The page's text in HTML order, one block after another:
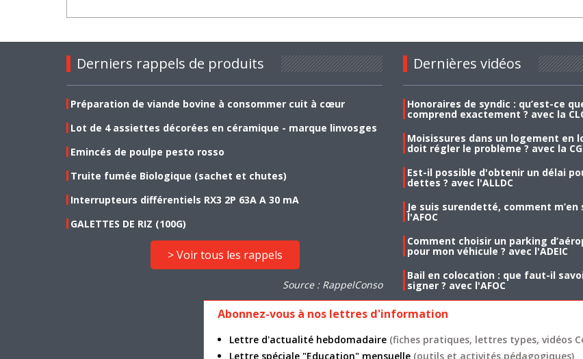
Derniers rappels de produits
Préparation de viande bovine à consommer cuit à cœur
Lot de 4 assiettes décorées en céramique - marque linvosges
Emincés de poulpe pesto rosso
Truite fumée Biologique (sachet et chutes)
Interrupteurs différentiels RX3 2P 63A A 30 mA
GALETTES DE RIZ (100G)
> Voir tous les rappels
Source : RappelConso
Dernières vidéos
Honoraires de syndic : qu’est-ce
comprend exactement ? avec la
Moisissures dans un logement en
doit régler le problème ? avec la
Est-il possible d'obtenir un délai
dettes ? avec l'ALLDC
Je suis surendetté, comment m’en
l'AFOC
Comment choisir un parking
pour mon véhicule ? avec l'ADEIC
Bail en colocation : que faut-il
signer ? avec l'AFOC
Abonnez-vous à nos lettres d'information
Lettre d'actualité hebdomadaire (fiches pratiques, lettres types, vidéos
Lettre spéciale "Education" mensuelle (outils et activités pédagogiques)